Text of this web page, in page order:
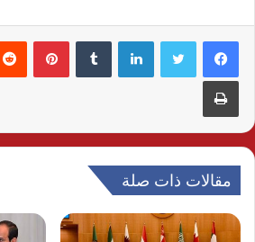
لينكدإن
طباعة
مقالات ذات صلة